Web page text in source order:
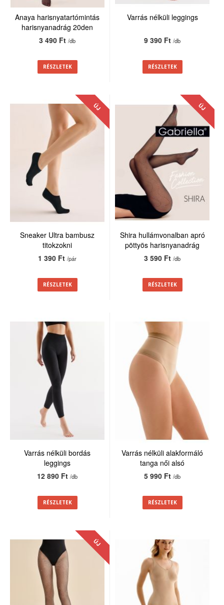
Anaya harisnyatartómintás
harisnyanadrág 20den
3 490 Ft/db
RÉSZLETEK
Varrás nélküli leggings
9 390 Ft/db
RÉSZLETEK
ÚJ
Sneaker Ultra bambusz
titokzokni
1 390 Ft/pár
RÉSZLETEK
ÚJ
Shira hullámvonalban apró
pöttyös harisnyanadrág
20den
3 590 Ft/db
RÉSZLETEK
Varrás nélküli bordás
leggings
12 890 Ft/db
RÉSZLETEK
Varrás nélküli alakformáló
tanga női alsó
5 990 Ft/db
RÉSZLETEK
ÚJ